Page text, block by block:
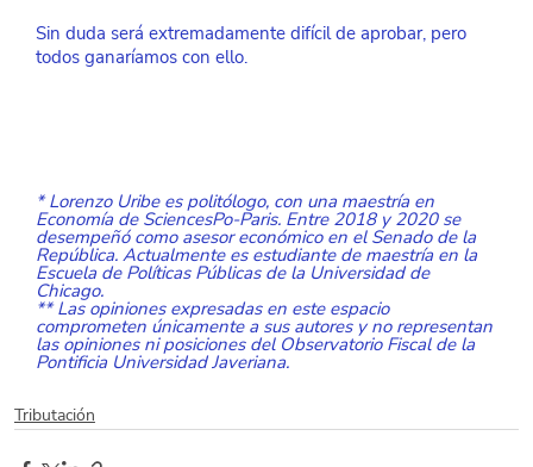
Sin duda será extremadamente difícil de aprobar, pero
todos ganaríamos con ello.
* Lorenzo Uribe es politólogo, con una maestría en
Economía de SciencesPo-Paris. Entre 2018 y 2020 se
desempeñó como asesor económico en el Senado de la
República. Actualmente es estudiante de maestría en la
Escuela de Políticas Públicas de la Universidad de
Chicago.
** Las opiniones expresadas en este espacio
comprometen únicamente a sus autores y no representan
las opiniones ni posiciones del Observatorio Fiscal de la
Pontificia Universidad Javeriana.
Tributación